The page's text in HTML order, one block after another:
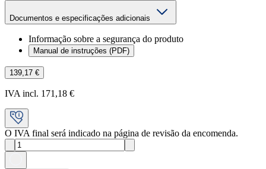
Documentos e especificações adicionais
Informação sobre a segurança do produto
Manual de instruções (PDF)
139,17 €
IVA incl. 171,18 €
O IVA final será indicado na página de revisão da encomenda.